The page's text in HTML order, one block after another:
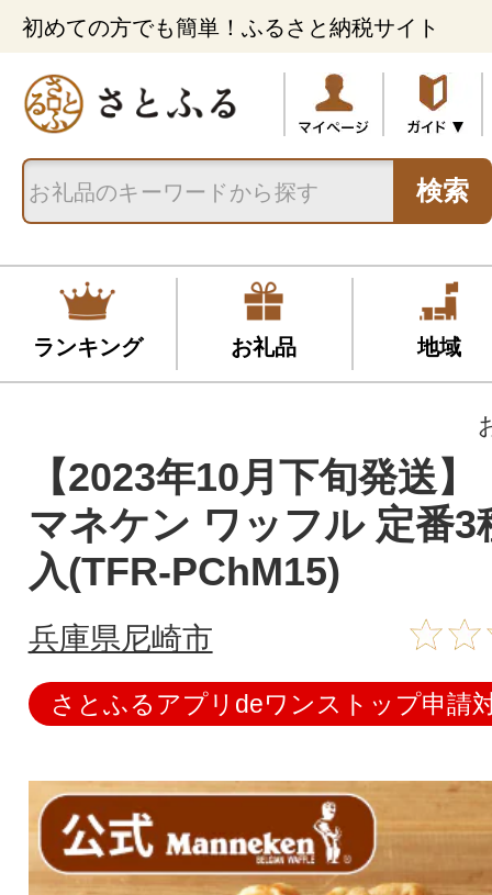
初めての方でも簡単！ふるさと納税サイト
検索
ランキング お礼品 地域
【2023年10月下旬発送
マネケン ワッフル 定番
入(TFR-PChM15)
兵庫県尼崎市
さとふるアプリdeワンストップ申請